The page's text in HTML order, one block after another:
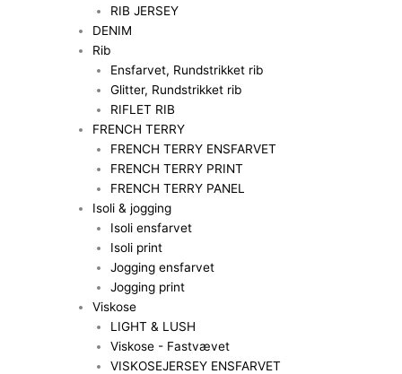
RIB JERSEY
DENIM
Rib
Ensfarvet, Rundstrikket rib
Glitter, Rundstrikket rib
RIFLET RIB
FRENCH TERRY
FRENCH TERRY ENSFARVET
FRENCH TERRY PRINT
FRENCH TERRY PANEL
Isoli & jogging
Isoli ensfarvet
Isoli print
Jogging ensfarvet
Jogging print
Viskose
LIGHT & LUSH
Viskose - Fastvævet
VISKOSEJERSEY ENSFARVET